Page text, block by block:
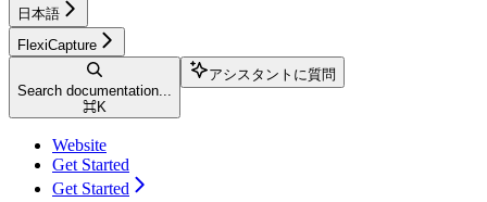
日本語
FlexiCapture
Search documentation...
⌘K
アシスタントに質問
Website
Get Started
Get Started